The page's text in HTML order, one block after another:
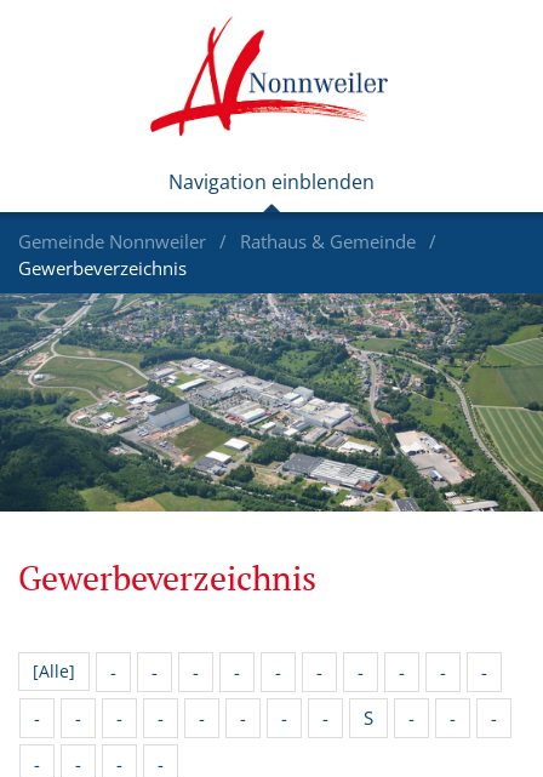
Gemeinde Nonnweiler
Rathaus & Gemeinde
Gewerbeverzeichnis
Gewerbeverzeichnis
[Alle] - - - - - - - - -
-
-
- - - - - - - S - -
-
-
- - -